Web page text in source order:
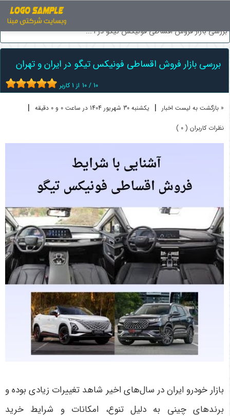
بررسی بازار فروش اقساطی فونیکس تیگو در ا ...
بررسی بازار فروش اقساطی فونیکس تیگو در ایران و تهران
10 / 10 از 1کاربر
« بازگشت به لیست اخبار | یکشنبه 30 شهريور 1404 در ساعت 0 و 0 دقیقه |
نظرات کاربران ( 0 )
بازار خودرو ایران در سال‌های اخیر شاهد تغییرات زیادی بوده و
برندهای چینی به دلیل تنوع، امکانات و شرایط خرید